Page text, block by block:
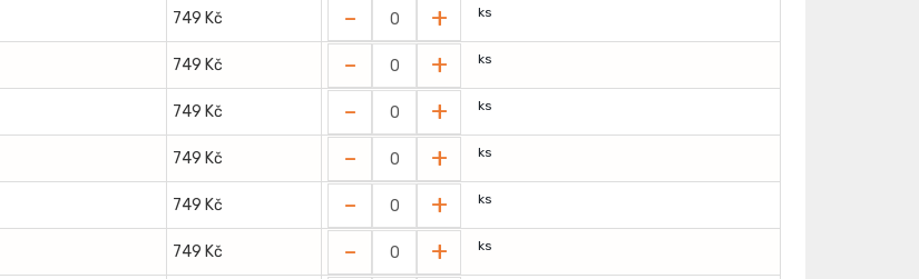
749 Kč - + ks
749 Kč - + ks
749 Kč - + ks
749 Kč - + ks
749 Kč - + ks
749 Kč - + ks